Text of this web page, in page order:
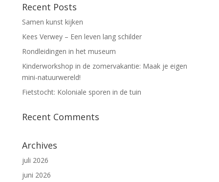
Recent Posts
Samen kunst kijken
Kees Verwey – Een leven lang schilder
Rondleidingen in het museum
Kinderworkshop in de zomervakantie: Maak je eigen
mini-natuurwereld!
Fietstocht: Koloniale sporen in de tuin
Recent Comments
Archives
juli 2026
juni 2026